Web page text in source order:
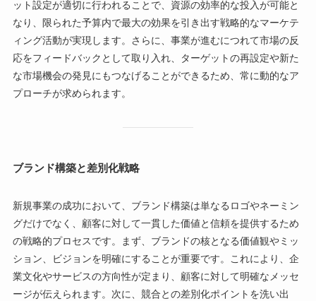
ット設定が適切に行われることで、資源の効率的な投入が可能と
なり、限られた予算内で最大の効果を引き出す戦略的なマーケテ
ィング活動が実現します。さらに、事業が進むにつれて市場の反
応をフィードバックとして取り入れ、ターゲットの再設定や新た
な市場機会の発見にもつなげることができるため、常に動的なア
プローチが求められます。
ブランド構築と差別化戦略
新規事業の成功において、ブランド構築は単なるロゴやネーミン
グだけでなく、顧客に対して一貫した価値と信頼を提供するため
の戦略的プロセスです。まず、ブランドの核となる価値観やミッ
ション、ビジョンを明確にすることが重要です。これにより、企
業文化やサービスの方向性が定まり、顧客に対して明確なメッセ
ージが伝えられます。次に、競合との差別化ポイントを洗い出